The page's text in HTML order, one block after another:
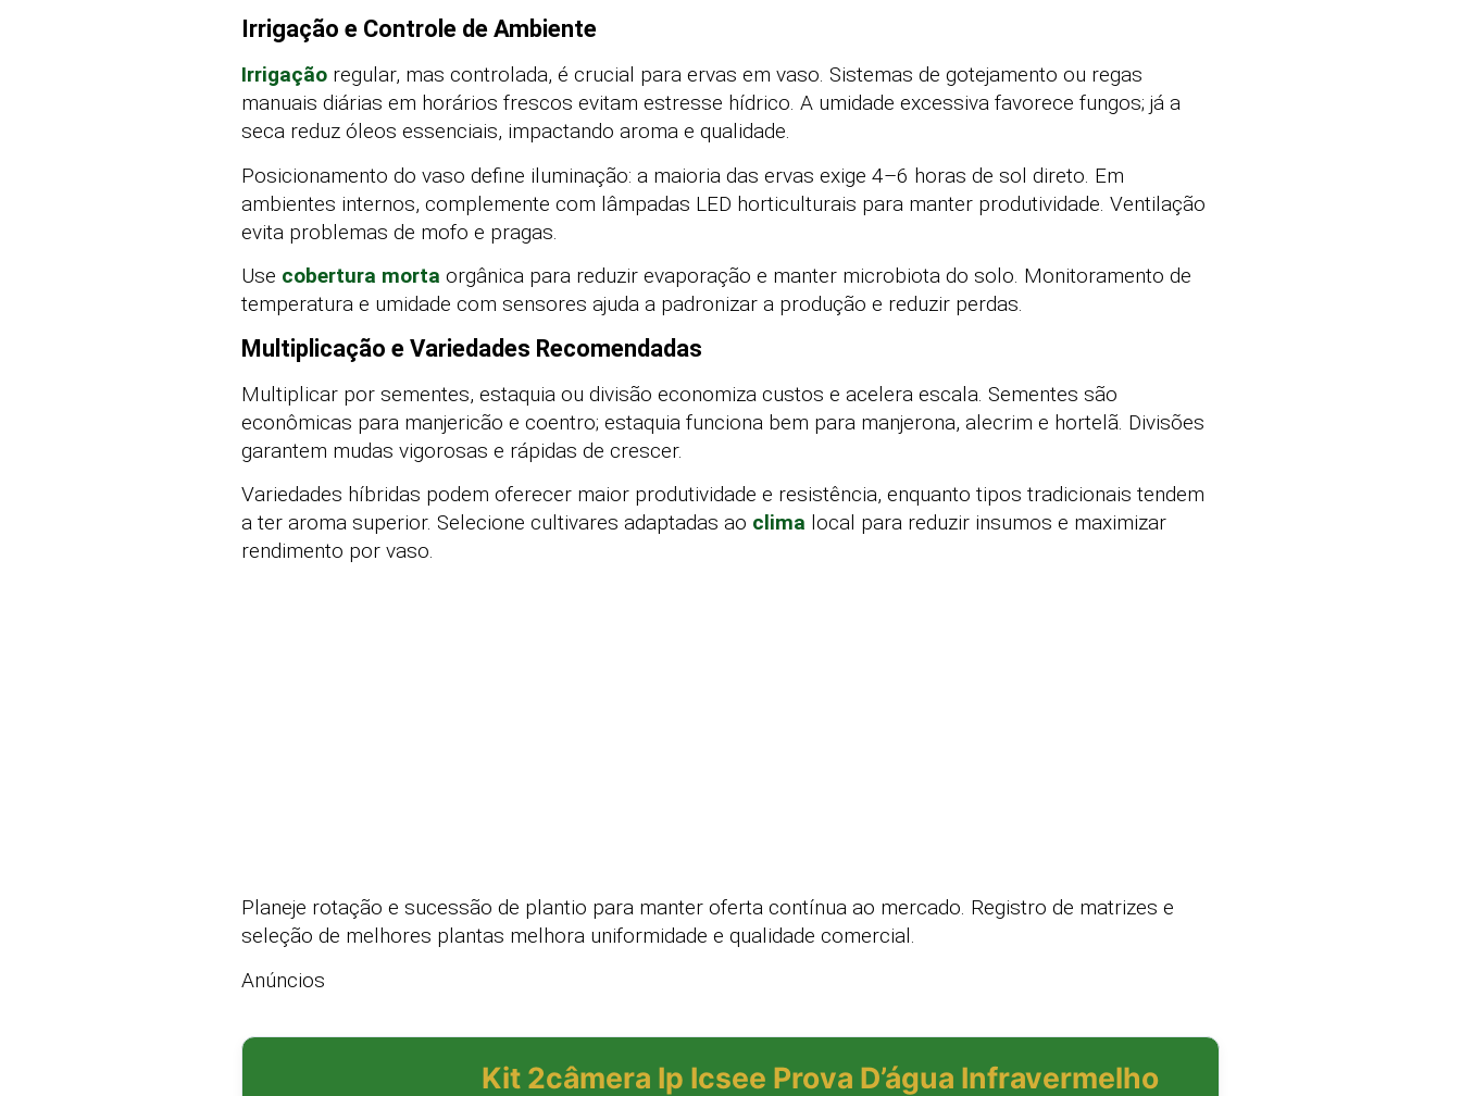
Irrigação e Controle de Ambiente
Irrigação regular, mas controlada, é crucial para ervas em vaso. Sistemas de gotejamento ou regas
manuais diárias em horários frescos evitam estresse hídrico. A umidade excessiva favorece fungos; já a
seca reduz óleos essenciais, impactando aroma e qualidade.
Posicionamento do vaso define iluminação: a maioria das ervas exige 4–6 horas de sol direto. Em
ambientes internos, complemente com lâmpadas LED horticulturais para manter produtividade. Ventilação
evita problemas de mofo e pragas.
Use cobertura morta orgânica para reduzir evaporação e manter microbiota do solo. Monitoramento de
temperatura e umidade com sensores ajuda a padronizar a produção e reduzir perdas.
Multiplicação e Variedades Recomendadas
Multiplicar por sementes, estaquia ou divisão economiza custos e acelera escala. Sementes são
econômicas para manjericão e coentro; estaquia funciona bem para manjerona, alecrim e hortelã. Divisões
garantem mudas vigorosas e rápidas de crescer.
Variedades híbridas podem oferecer maior produtividade e resistência, enquanto tipos tradicionais tendem
a ter aroma superior. Selecione cultivares adaptadas ao clima local para reduzir insumos e maximizar
rendimento por vaso.
Planeje rotação e sucessão de plantio para manter oferta contínua ao mercado. Registro de matrizes e
seleção de melhores plantas melhora uniformidade e qualidade comercial.
Anúncios
Kit 2câmera Ip Icsee Prova D’água Infravermelho